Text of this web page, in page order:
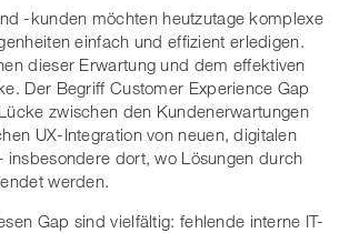
-kunden möchten heutzutage komplexe
einfach und effizient erledigen.
dieser Erwartung und dem effektiven
Der Begriff Customer Experience Gap
zwischen den Kundenerwartungen
UX-Integration von neuen, digitalen
insbesondere dort, wo Lösungen durch
werden.
Gap sind vielfältig: fehlende interne IT-